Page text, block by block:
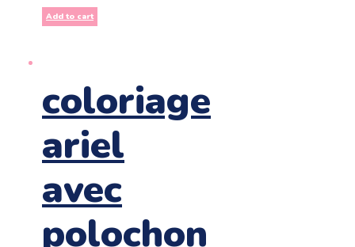
Add to cart
coloriage
ariel
avec
polochon